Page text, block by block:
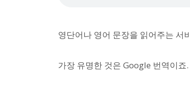
영단어나 영어 문장을 읽어주는 서
가장 유명한 것은 Google 번역이죠.